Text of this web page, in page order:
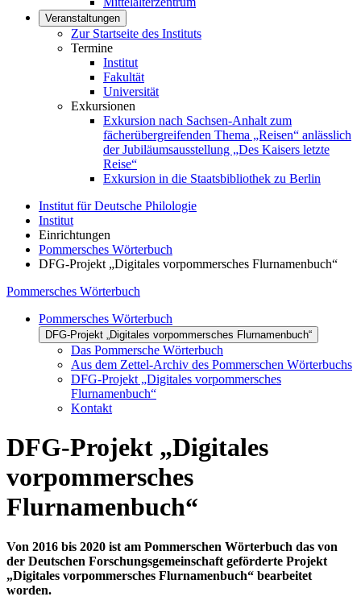
Veranstaltungen
Zur Startseite des Instituts
Termine
Institut
Fakultät
Universität
Exkursionen
Exkursion nach Sachsen-Anhalt zum
fächerübergreifenden Thema „Reisen“ anlässlich
der Jubiläumsausstellung „Des Kaisers letzte
Reise“
Exkursion in die Staatsbibliothek zu Berlin
Institut für Deutsche Philologie
Institut
Einrichtungen
Pommersches Wörterbuch
DFG-Projekt „Digitales vorpommersches Flurnamenbuch“
Pommersches Wörterbuch
Pommersches Wörterbuch
DFG-Projekt „Digitales vorpommersches Flurnamenbuch“
Das Pommersche Wörterbuch
Aus dem Zettel-Archiv des Pommerschen Wörterbuchs
DFG-Projekt „Digitales vorpommersches
Flurnamenbuch“
Kontakt
DFG-Projekt „Digitales
vorpommersches
Flurnamenbuch“
Von 2016 bis 2020 ist am Pommerschen Wörterbuch das von
der Deutschen Forschungsgemeinschaft geförderte Projekt
„Digitales vorpommersches Flurnamenbuch“ bearbeitet
worden.